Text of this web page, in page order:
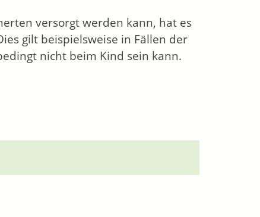
versorgt werden kann, hat es
gilt beispielsweise in Fällen der
nicht beim Kind sein kann.